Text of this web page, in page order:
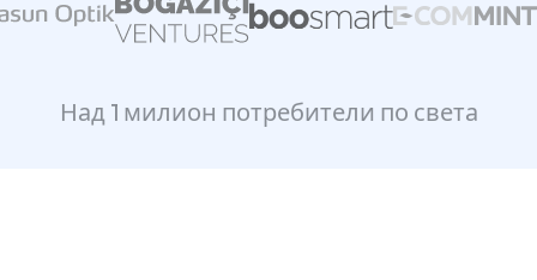
Над 1 милион потребители по света